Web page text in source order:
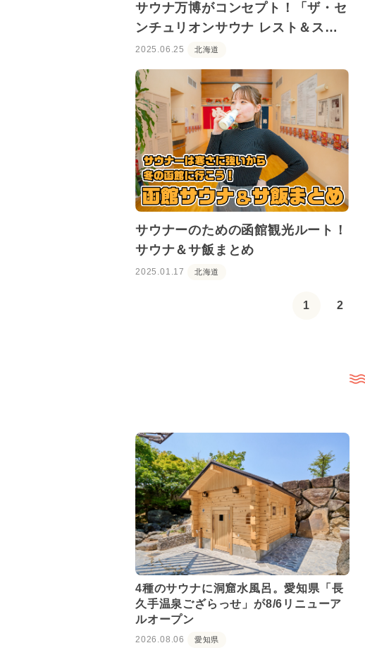
サウナ万博がコンセプト！「ザ・セ
ンチュリオンサウナ レスト＆ステ
イ札幌」がリニューアル
2025.06.25 北海道
サウナーのための函館観光ルート！
サウナ＆サ飯まとめ
2025.01.17 北海道
1 2
4種のサウナに洞窟水風呂。愛知県「長
久手温泉ござらっせ」が8/6リニューア
ルオープン
2026.08.06 愛知県